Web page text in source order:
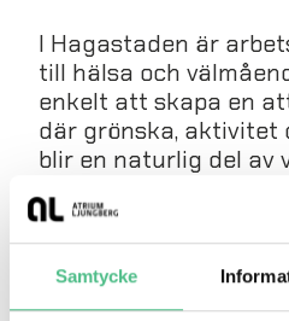
Samtycke
I Hagastaden är
till hälsa och
enkelt att skapa en
där grönska, aktivitet
blir en naturlig del av
stadsdelen ligger
och runt hörnet finns
Brunnsviken med allt
utegym till boule, kajak
området finns också